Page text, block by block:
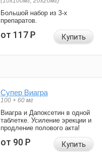
Большой набор из 3-х
препаратов.
от 117Р Купить
Супер Виагра
100 + 60 мг
Виагра и Дапоксетин в одной
таблетке. Усиление эрекции и
продление полового акта!
от 90Р Купить